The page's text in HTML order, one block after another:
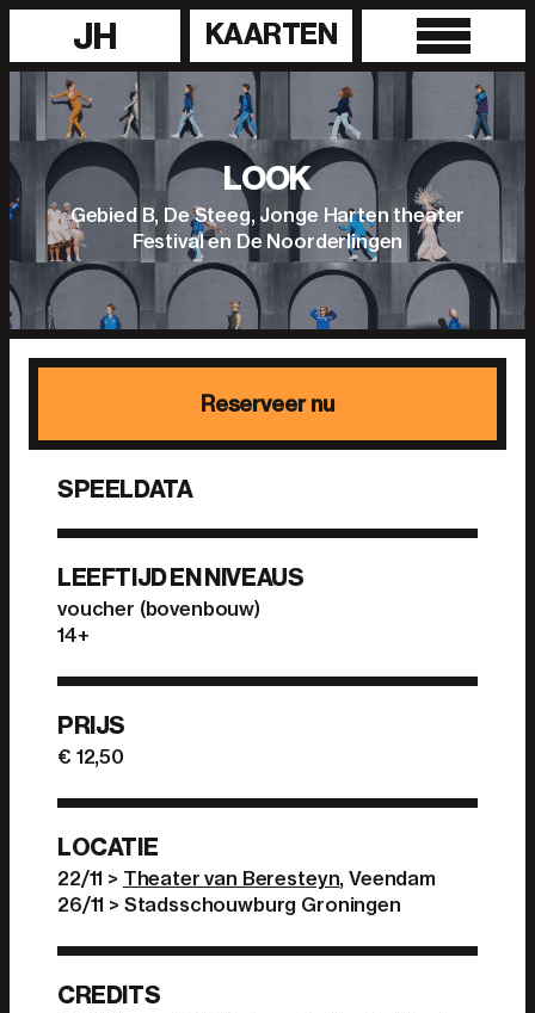
JH KAARTEN
LOOK
Gebied B, De Steeg, Jonge Harten theater
Festival en De Noorderlingen
Reserveer nu
SPEELDATA
LEEFTIJD EN NIVEAUS
voucher (bovenbouw)
14+
PRIJS
€ 12,50
LOCATIE
22/11 > Theater van Beresteyn, Veendam
26/11 > Stadsschouwburg Groningen
CREDITS